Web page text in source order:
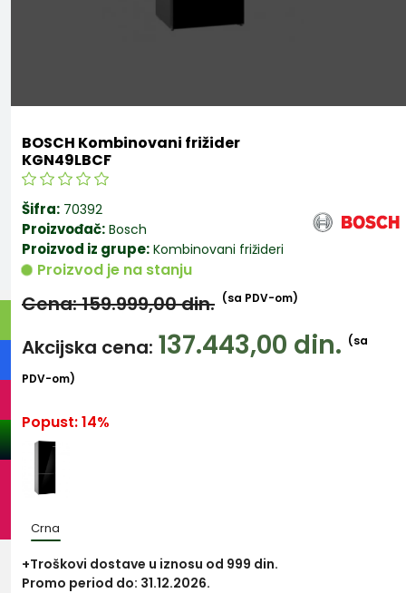
BOSCH Kombinovani frižider
KGN49LBCF
Šifra: 70392
Proizvođač: Bosch
Proizvod iz grupe: Kombinovani frižideri
Proizvod je na stanju
Cena: 159.999,00din. (sa PDV-om)
Akcijska cena: 137.443,00 din. (sa
PDV-om)
Popust: 14%
Crna
+Troškovi dostave u iznosu od 999 din.
Promo period do: 31.12.2026.